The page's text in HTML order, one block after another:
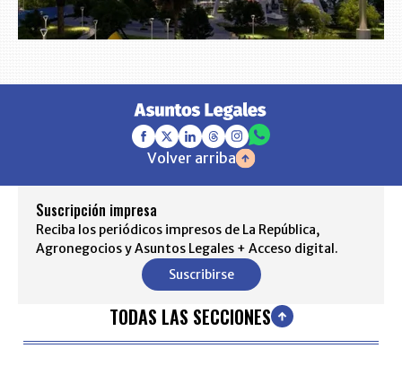
Volver arriba
Suscripción impresa
Reciba los periódicos impresos de La República,
Agronegocios y Asuntos Legales + Acceso digital.
Suscribirse
TODAS LAS SECCIONES